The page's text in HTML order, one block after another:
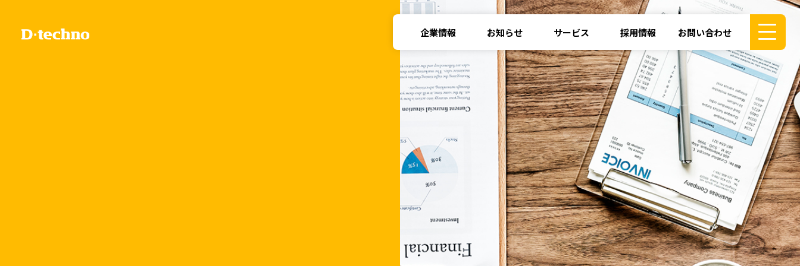
企業情報 お知らせ サービス 採用情報 お問い合わせ